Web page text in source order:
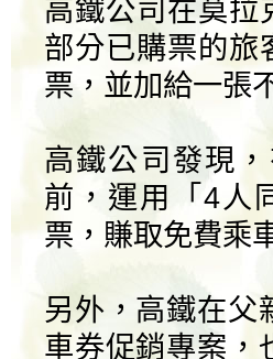
高鐵公司在莫拉
部分已購票的旅
票，並加給一張
高鐵公司發現
前，運用「4人
票，賺取免費乘
另外，高鐵在父
車券促銷專案，